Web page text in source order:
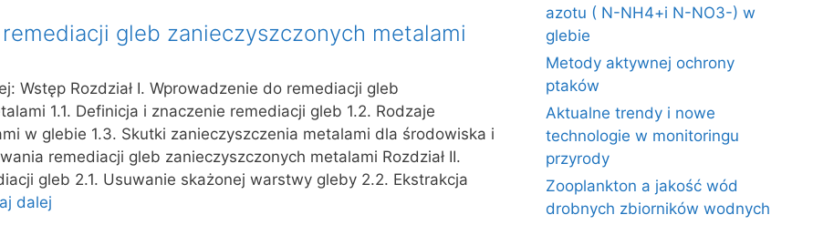
gleb zanieczyszczonych metalami
Wstęp Rozdział I. Wprowadzenie do remediacji gleb
1.1. Definicja i znaczenie remediacji gleb 1.2. Rodzaje
w glebie 1.3. Skutki zanieczyszczenia metalami dla środowiska i
remediacji gleb zanieczyszczonych metalami Rozdział II.
gleb 2.1. Usuwanie skażonej warstwy gleby 2.2. Ekstrakcja
dalej
azotu ( N-NH4+i N-NO3-) w
glebie
Metody aktywnej ochrony
ptaków
Aktualne trendy i nowe
technologie w monitoringu
przyrody
Zooplankton a jakość wód
drobnych zbiorników wodnych